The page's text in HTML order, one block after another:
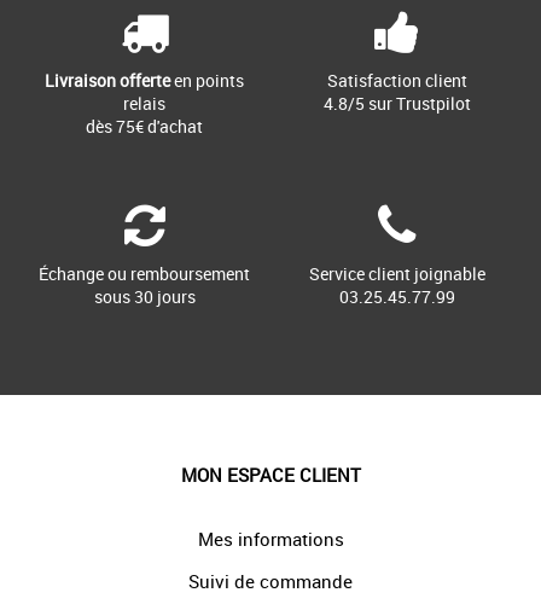
Livraison offerteen points
relais
dès 75€ d'achat
Satisfaction client
4.8/5 sur Trustpilot
Échange ou remboursement
sous 30 jours
Service client joignable
03.25.45.77.99
MON ESPACE CLIENT
Mes informations
Suivi de commande